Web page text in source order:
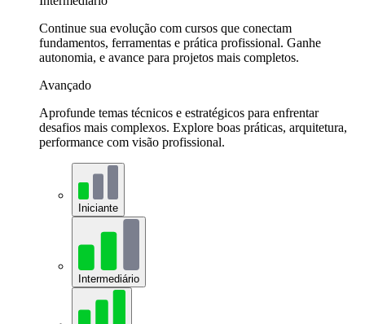
Continue sua evolução com cursos que conectam
fundamentos, ferramentas e prática profissional. Ganhe
autonomia, e avance para projetos mais completos.
Avançado
Aprofunde temas técnicos e estratégicos para enfrentar
desafios mais complexos. Explore boas práticas, arquitetura,
performance com visão profissional.
Iniciante
Intermediário